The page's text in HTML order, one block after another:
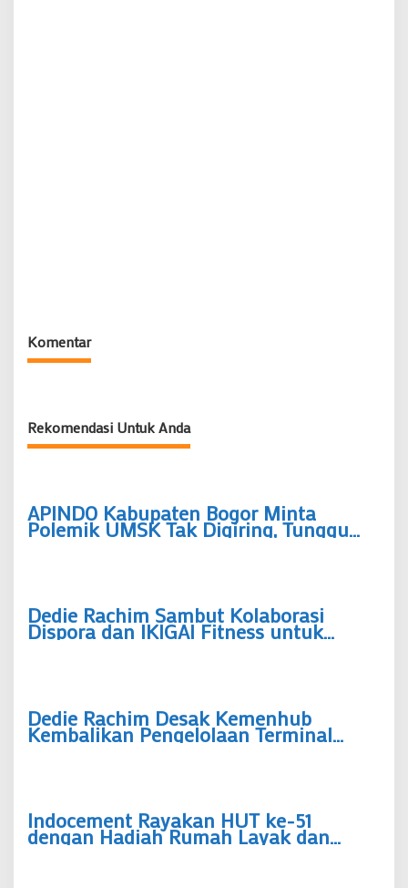
Komentar
Rekomendasi Untuk Anda
APINDO Kabupaten Bogor Minta
Polemik UMSK Tak Digiring, Tunggu
Putusan Hukum Berkekuatan Tetap
Dedie Rachim Sambut Kolaborasi
Dispora dan IKIGAI Fitness untuk
Tingkatkan Prestasi Atlet Bogor
Dedie Rachim Desak Kemenhub
Kembalikan Pengelolaan Terminal
Baranangsiang ke Pemkot Bogor
Indocement Rayakan HUT ke-51
dengan Hadiah Rumah Layak dan
Lapangan Bola untuk Warga